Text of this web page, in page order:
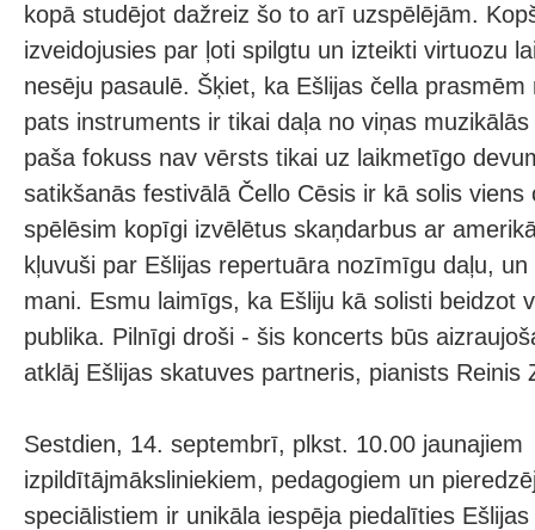
kopā studējot dažreiz šo to arī uzspēlējām.
izveidojusies par ļoti spilgtu un izteikti virtuozu
nesēju pasaulē. Šķiet, ka Ešlijas čella
pats instruments ir tikai daļa no viņas
paša fokuss nav vērsts tikai uz laikmetīgo
satikšanās festivālā Čello Cēsis ir kā solis
spēlēsim kopīgi izvēlētus skaņdarbus ar
kļuvuši par Ešlijas repertuāra nozīmīgu daļu,
mani. Esmu laimīgs, ka Ešliju kā solisti beidzot
publika. Pilnīgi droši - šis koncerts būs
atklāj Ešlijas skatuves partneris, pianists Reinis
Sestdien, 14. septembrī, plkst. 10.00 jaunajiem
izpildītājmāksliniekiem, pedagogiem un
speciālistiem ir unikāla iespēja piedalīties